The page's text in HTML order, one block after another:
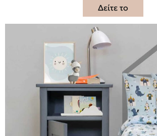
Δείτε το